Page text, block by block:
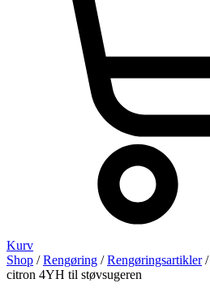
Kurv
Shop /Rengøring /Rengøringsartikler/
citron 4YH til støvsugeren